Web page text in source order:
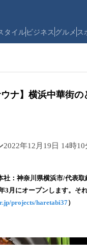
タイルビジネス グルメ ス
ウナ】横浜中華街
2022年12月19日 14時10
社：神奈川県横浜市/代表
3月にオープンします。
projects/haretabi37）